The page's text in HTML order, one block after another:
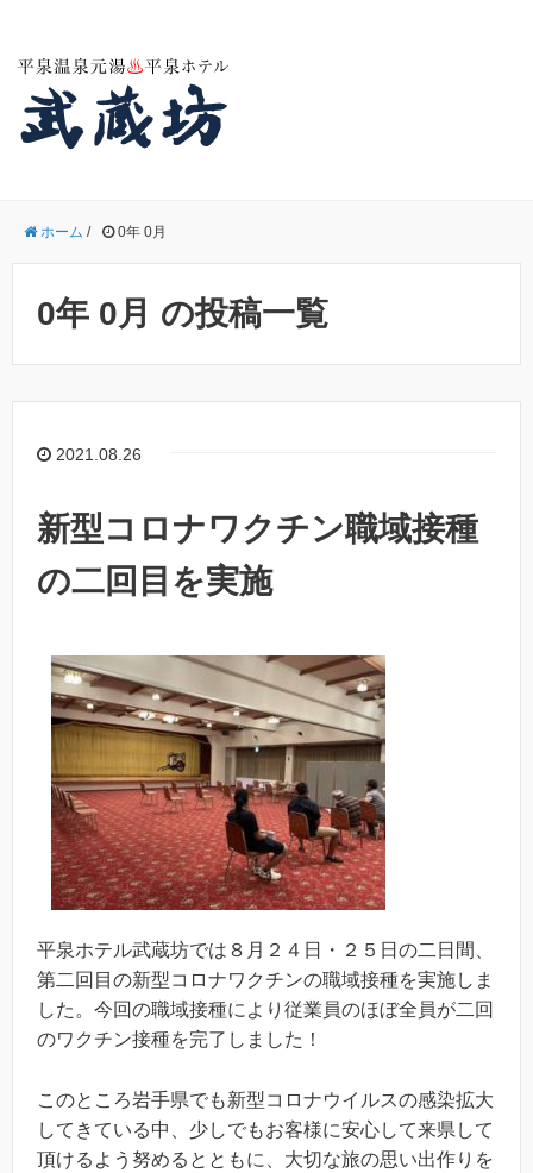
ホーム / 0年 0月
0年 0月 の投稿一覧
2021.08.26
新型コロナワクチン職域接種
の二回目を実施
平泉ホテル武蔵坊では８月２４日・２５日の二日間、
第二回目の新型コロナワクチンの職域接種を実施しま
した。今回の職域接種により従業員のほぼ全員が二回
のワクチン接種を完了しました！
このところ岩手県でも新型コロナウイルスの感染拡大
してきている中、少しでもお客様に安心して来県して
頂けるよう努めるとともに、大切な旅の思い出作りを